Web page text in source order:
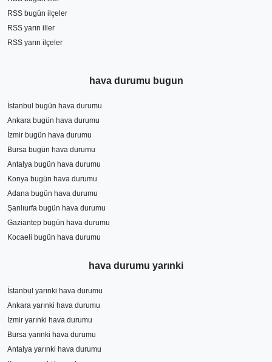
RSS bugün ilçeler
RSS yarın iller
RSS yarın ilçeler
hava durumu bugun
İstanbul bugün hava durumu
Ankara bugün hava durumu
İzmir bugün hava durumu
Bursa bugün hava durumu
Antalya bugün hava durumu
Konya bugün hava durumu
Adana bugün hava durumu
Şanlıurfa bugün hava durumu
Gaziantep bugün hava durumu
Kocaeli bugün hava durumu
hava durumu yarınki
İstanbul yarınki hava durumu
Ankara yarınki hava durumu
İzmir yarınki hava durumu
Bursa yarınki hava durumu
Antalya yarınki hava durumu